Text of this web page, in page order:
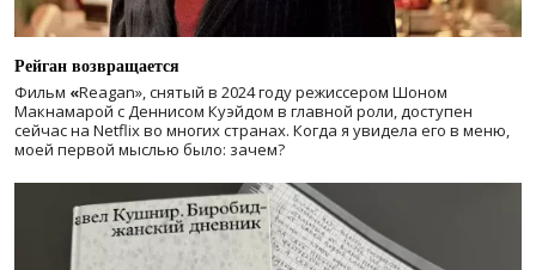
Рейган возвращается
Фильм «Reagan», снятый в 2024 годурежиссером Шоном
Макнамарой с Деннисом Куэйдом в главной роли, доступен
сейчас на Netflix во многих странах. Когда я увидела его в меню,
моей первой мыслью было: зачем?